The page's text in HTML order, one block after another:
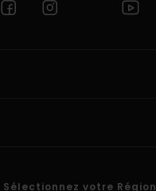
Sélectionnez votre Région